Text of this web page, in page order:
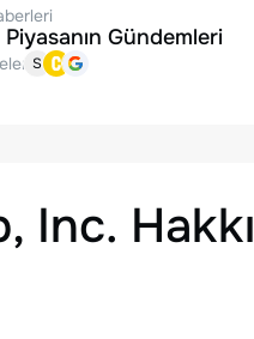
Gündemleri
S
Inc.